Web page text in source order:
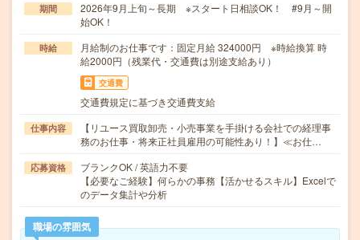
期間
2026年9月上旬～長期 ※スタート日相談OK！ #9月～開
始OK！
時給
月給制のお仕事です：固定月給 324000円 ※時給換算 時
給2000円（残業代・交通費は別途支給あり）
交通費
交通費規定に基づき交通費支給
仕事内容
【リユース買取卸売・小売事業を手掛ける会社での経理事
務のお仕事・将来正社員雇用の可能性あり！】≪お仕…
応募資格
ブランクOK / 英語力不要
【必要なご経験】何らかの事務【活かせるスキル】Excelで
のデータ集計や分析
職場の雰囲気